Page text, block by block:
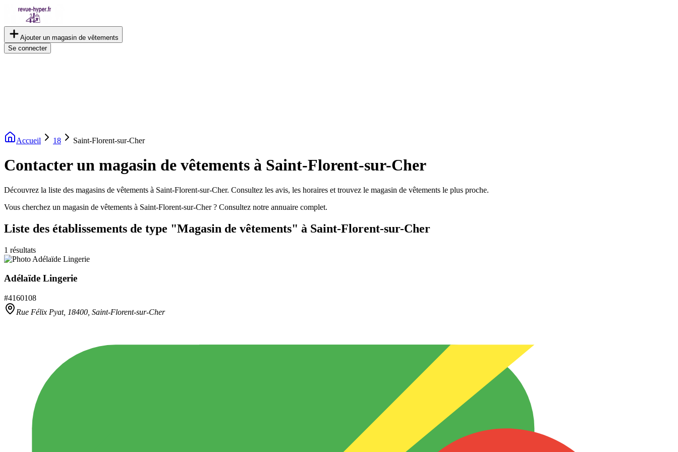
Ajouter un magasin de vêtements
Se connecter
Accueil 18 Saint-Florent-sur-Cher
Contacter un magasin de vêtements à Saint-Florent-sur-Cher
Découvrez la liste des magasins de vêtements à Saint-Florent-sur-Cher. Consultez les avis, les horaires et trouvez le magasin de vêtements le plus proche.
Vous cherchez un magasin de vêtements à Saint-Florent-sur-Cher ? Consultez notre annuaire complet.
Liste des établissements de type "Magasin de vêtements" à Saint-Florent-sur-Cher
1 résultats
Adélaïde Lingerie
#4160108
Rue Félix Pyat, 18400 Saint-Florent-sur-Cher